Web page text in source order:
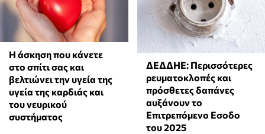
Η άσκηση που κάνετε
στο σπίτι σας και
βελτιώνει την υγεία της
υγεία της καρδιάς και
του νευρικού
συστήματος
ΔΕΔΔΗΕ: Περισσότερες
ρευματοκλοπές και
πρόσθετες δαπάνες
αυξάνουν το
Επιτρεπόμενο Εσοδο
του 2025